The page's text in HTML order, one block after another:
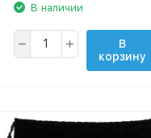
В наличии
В
корзину